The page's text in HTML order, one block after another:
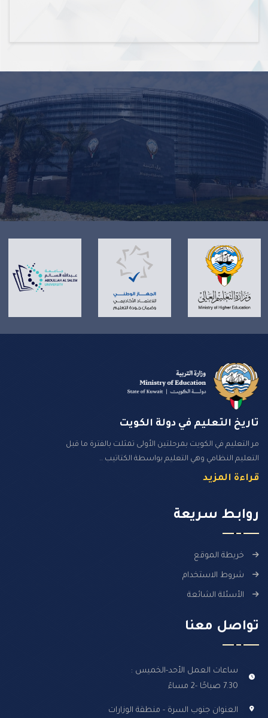
تاريخ التعليم في دولة الكويت
مر التعليم في الكويت بمرحلتين الأولى تمثلت بالفترة ما قبل
التعليم النظامي وهي التعليم بواسطة الكتاتيب ..
قراءة المزيد
روابـط سـريعة
خريطة الموقع
شروط الاستخدام
الأسئلة الشائعة
تواصل معنا
ساعات العمل الأحد-الخميس :
7.30 صباحًا -2 مساءً
العنوان جنوب السرة - منطقة الوزارات